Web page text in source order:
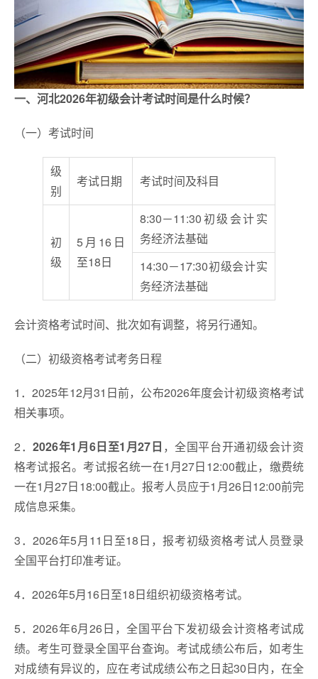
一、河北2026年初级会计考试时间是什么时候？
（一）考试时间
级
别
考试日期 考试时间及科目
初
级
5月16日
至18日
8:30－11:30初级会计实
务经济法基础
14:30－17:30初级会计实
务经济法基础
会计资格考试时间、批次如有调整，将另行通知。
（二）初级资格考试考务日程
1．2025年12月31日前，公布2026年度会计初级资格考试
相关事项。
2．2026年1月6日至1月27日 ，全国平台开通初级会计资
格考试报名。考试报名统一在1月27日12:00截止，缴费统
一在1月27日18:00截止。报考人员应于1月26日12:00前完
成信息采集。
3．2026年5月11日至18日，报考初级资格考试人员登录
全国平台打印准考证。
4．2026年5月16日至18日组织初级资格考试。
5．2026年6月26日，全国平台下发初级会计资格考试成
绩。考生可登录全国平台查询。考试成绩公布后，如考生
对成绩有异议的，应在考试成绩公布之日起30日内，在全